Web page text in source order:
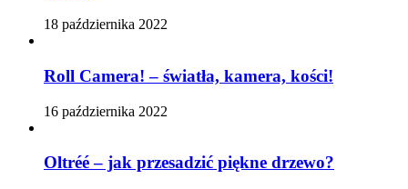
18 października 2022
Roll Camera! – światła, kamera, kości!
16 października 2022
Oltréé – jak przesadzić piękne drzewo?